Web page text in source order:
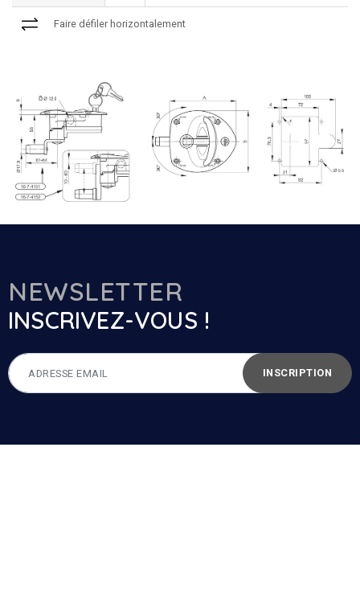
Faire défiler horizontalement
NEWSLETTER
INSCRIVEZ-VOUS !
INSCRIPTION